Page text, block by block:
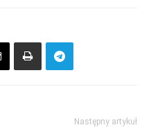
Następny artykuł